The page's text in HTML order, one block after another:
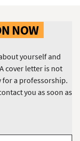
NOW
yourself and
cover letter is not
for a professorship.
you as soon as